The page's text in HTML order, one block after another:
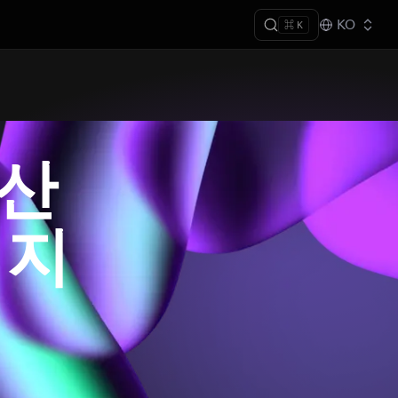
⌘ K KO